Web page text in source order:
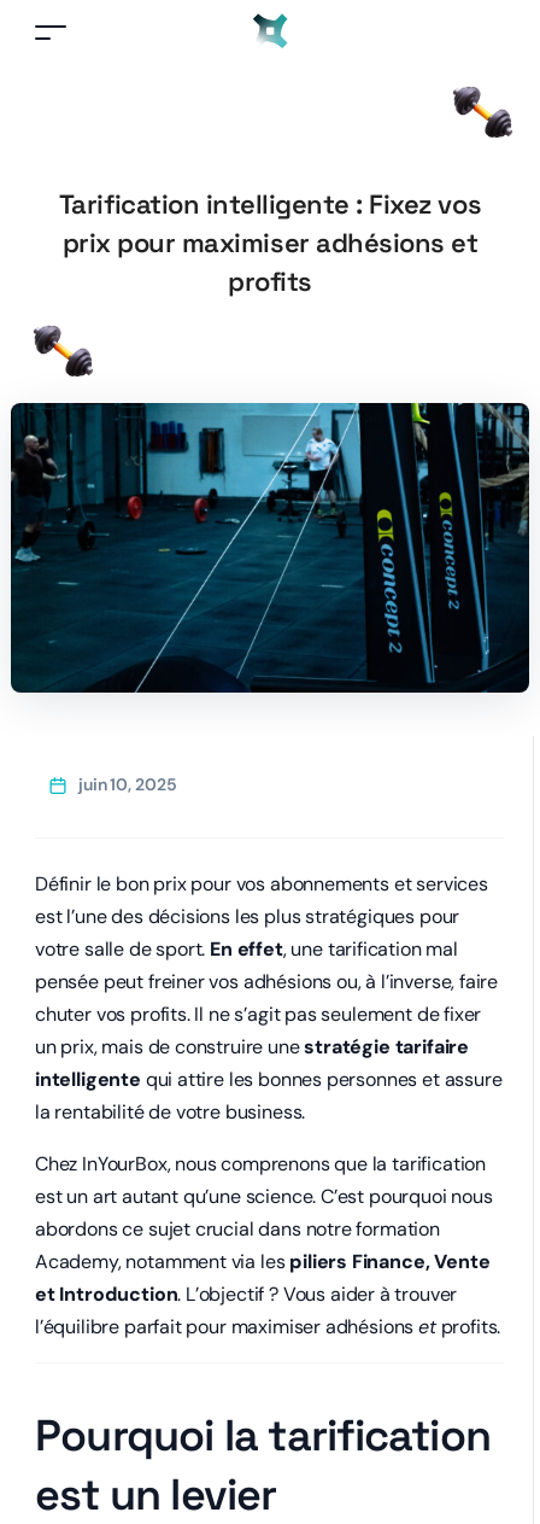
Tarification intelligente : Fixez vos
prix pour maximiser adhésions et
profits
juin 10, 2025
Définir le bon prix pour vos abonnements et services
est l’une des décisions les plus stratégiques pour
votre salle de sport. En effet, une tarification mal
pensée peut freiner vos adhésions ou, à l’inverse, faire
chuter vos profits. Il ne s’agit pas seulement de fixer
un prix, mais de construire unestratégie tarifaire
intelligente qui attire les bonnes personnes et assure
la rentabilité de votre business.
Chez InYourBox, nous comprenons que la tarification
est un art autant qu’une science. C’est pourquoi nous
abordons ce sujet crucial dans notre formation
Academy, notamment via lespiliers Finance, Vente
et Introduction. L’objectif ? Vous aider à trouver
l’équilibre parfait pour maximiser adhésionsetprofits.
Pourquoi la tarification
est un levier